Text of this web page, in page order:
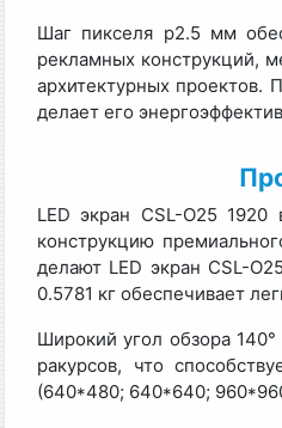
Шаг пикселя p2.5 мм
рекламных конструкций,
архитектурных проектов.
делает его
LED экран CSL-O25
конструкцию
делают LED экран CSL-
0.5781 кг обеспечивает
Широкий угол обзора
ракурсов, что
(640*480; 640*640;